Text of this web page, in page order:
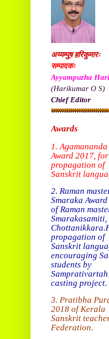
अय्यम्पुष़ हरिकुमारः
सम्पादकः
Ayyampuzha
(Harikumar O S)
Chief Editor
Awards
1. Agamananda
Award 2017, for
propagation of
Sanskrit
2. Raman
Smaraka
of Raman
Smarakasamiti,
Chottanikkara.
propagation of
Sanskrit
encouraging
students by
Samprativartah
casting project.
3. Pratibha
2018 ofKerala
Sanskrit
Federation.